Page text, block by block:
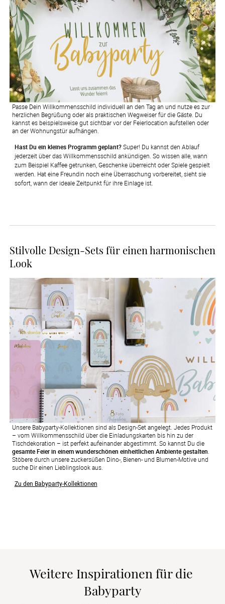
Passe Dein Willkommensschild individuell an den Tag an und nutze es zur
herzlichen Begrüßung oder als praktischen Wegweiser für die Gäste. Du
kannst es beispielsweise gut sichtbar vor der Feierlocation aufstellen oder
an der Wohnungstür aufhängen.
Hast Du ein kleines Programm geplant? Super! Du kannst den Ablauf
jederzeit über das Willkommensschild ankündigen. So wissen alle, wann
zum Beispiel Kaffee getrunken, Geschenke überreicht oder Spiele gespielt
werden. Hat eine Freundin noch eine Überraschung vorbereitet, sieht sie
sofort, wann der ideale Zeitpunkt für ihre Einlage ist.
Stilvolle Design-Sets für einen harmonischen
Look
Unsere Babyparty-Kollektionen sind als Design-Set angelegt. Jedes Produkt
– vom Willkommensschild über die Einladungskarten bis hin zu der
Tischdekoration – ist perfekt aufeinander abgestimmt. So kannst Du die
gesamte Feier in einem wunderschönen einheitlichen Ambiente gestalten
Stöbere durch unsere zuckersüßen Dino-, Bienen- und Blumen-Motive und
suche Dir einen Lieblingslook aus.
Zu den Babyparty-Kollektionen
Weitere Inspirationen für die
Babyparty